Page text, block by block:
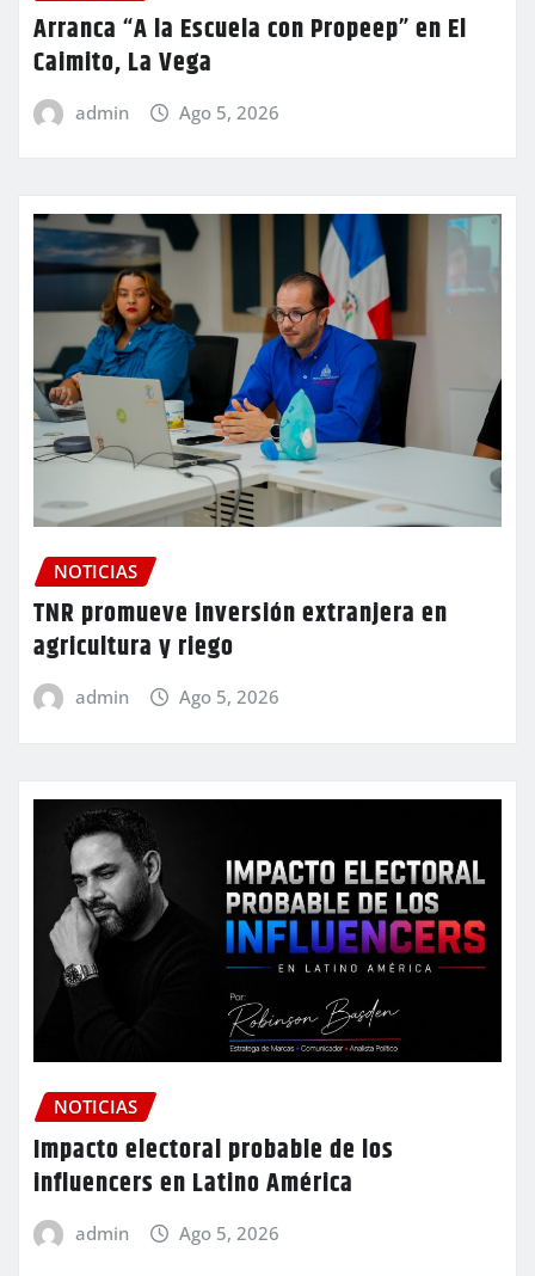
Arranca “A la Escuela con Propeep” en El
Caimito, La Vega
admin Ago 5, 2026
NOTICIAS
TNR promueve inversión extranjera en
agricultura y riego
admin Ago 5, 2026
NOTICIAS
Impacto electoral probable de los
influencers en Latino América
admin Ago 5, 2026